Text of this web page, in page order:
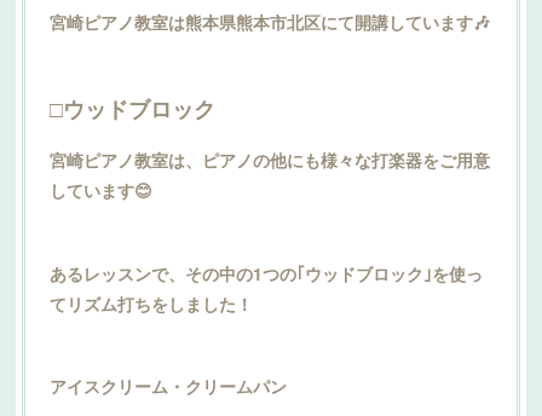
宮崎ピアノ教室は熊本県熊本市北区にて開講しています🎶
□ウッドブロック
宮崎ピアノ教室は、ピアノの他にも様々な打楽器をご用意
しています😊
あるレッスンで、その中の1つの｢ウッドブロック｣を使っ
てリズム打ちをしました！
アイスクリーム・クリームパン